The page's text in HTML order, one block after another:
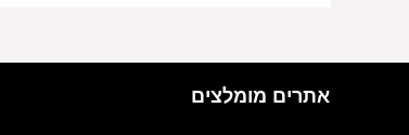
אתרים מומלצים